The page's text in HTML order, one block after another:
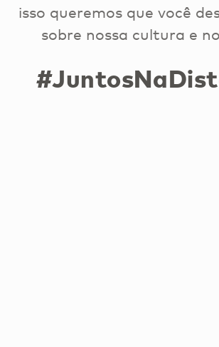
isso queremos que você
sobre nossa cultura e
#